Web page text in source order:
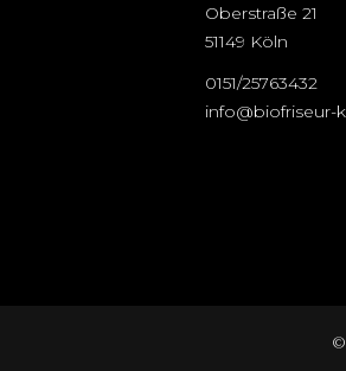
Oberstraße 21
51149 Köln
0151/25763432
info@biofriseur-